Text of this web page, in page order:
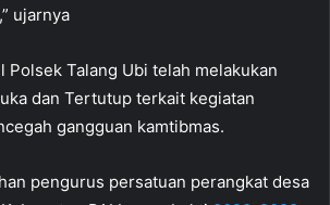
ujarnya
Polsek Talang Ubi telah melakukan
dan Tertutup terkait kegiatan
gangguan kamtibmas.
pengurus persatuan perangkat desa